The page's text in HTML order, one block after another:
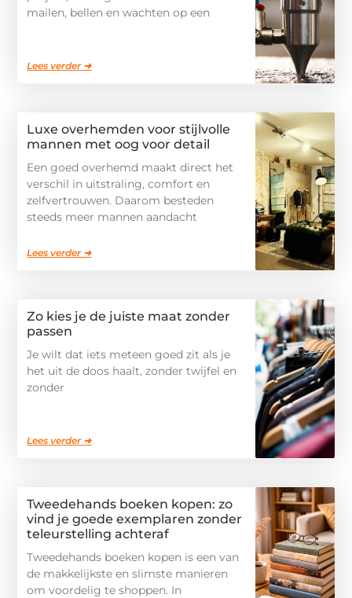
mailen, bellen en wachten op een
Lees verder ➜
Luxe overhemden voor stijlvolle
mannen met oog voor detail
Een goed overhemd maakt direct het
verschil in uitstraling, comfort en
zelfvertrouwen. Daarom besteden
steeds meer mannen aandacht
Lees verder ➜
Zo kies je de juiste maat zonder
passen
Je wilt dat iets meteen goed zit als je
het uit de doos haalt, zonder twijfel en
zonder
Lees verder ➜
Tweedehands boeken kopen: zo
vind je goede exemplaren zonder
teleurstelling achteraf
Tweedehands boeken kopen is een van
de makkelijkste en slimste manieren
om voordelig te shoppen. In